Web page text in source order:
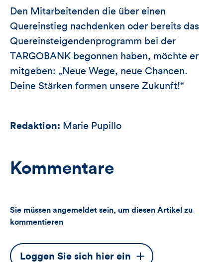
Den Mitarbeitenden die über einen
Quereinstieg nachdenken oder bereits das
Quereinsteigendenprogramm bei der
TARGOBANK begonnen haben, möchte er
mitgeben: „Neue Wege, neue Chancen.
Deine Stärken formen unsere Zukunft!“
Redaktion: Marie Pupillo
Kommentare
Sie müssen angemeldet sein, um diesen Artikel zu
kommentieren
Dieser
Loggen Sie sich hier ein